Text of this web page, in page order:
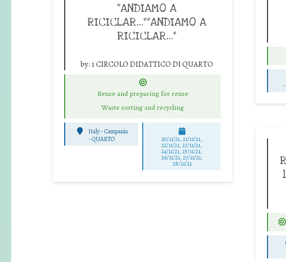
“ANDIAMO A
RICICLAR…””ANDIAMO A
RICICLAR…”
by: 1 CIRCOLO DIDATTICO DI QUARTO
Reuse and preparing for reuse
Waste sorting and recycling
Italy - Campania
-QUARTO 20/11/21, 21/11/21,
22/11/21, 23/11/21,
24/11/21, 25/11/21,
26/11/21, 27/11/21,
28/11/21
-